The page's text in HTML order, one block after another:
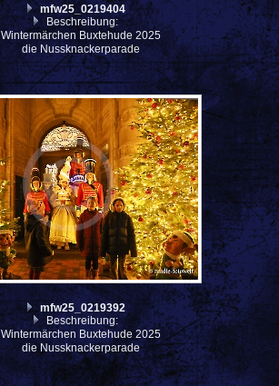
mfw25_0219404
Beschreibung:
Wintermärchen Buxtehude 2025
die Nussknackerparade
mfw25_0219392
Beschreibung:
Wintermärchen Buxtehude 2025
die Nussknackerparade